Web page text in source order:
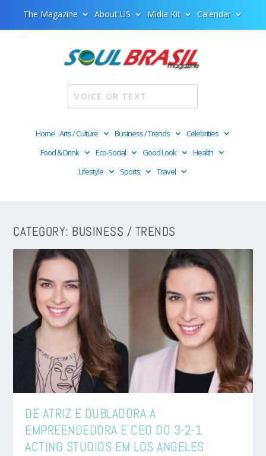
The Magazine About US Midia Kit Calendar
Home Arts / Culture Business / Trends
Celebrities
Food & Drink
Eco-Social Good Look
Health
Lifestyle
Sports Travel
CATEGORY: BUSINESS / TRENDS
DE ATRIZ E DUBLADORA A
EMPREENDEDORA E CEO DO 3-2-1
ACTING STUDIOS EM LOS ANGELES